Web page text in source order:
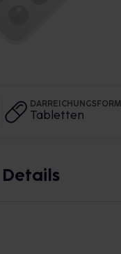
DARREICHUNGSFORM
Tabletten